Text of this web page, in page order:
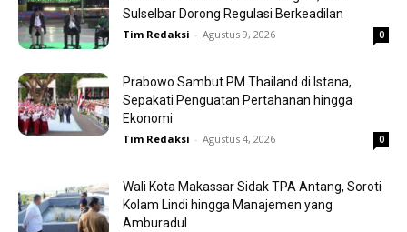
Sulselbar Dorong Regulasi Berkeadilan
Tim Redaksi - Agustus 9, 2026 0
Prabowo Sambut PM Thailand di Istana,
Sepakati Penguatan Pertahanan hingga
Ekonomi
Tim Redaksi - Agustus 4, 2026 0
Wali Kota Makassar Sidak TPA Antang, Soroti
Kolam Lindi hingga Manajemen yang
Amburadul